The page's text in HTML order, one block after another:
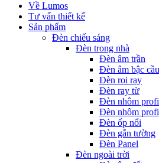
Về Lumos
Tư vấn thiết kế
Sản phẩm
Đèn chiếu sáng
Đèn trong nhà
Đèn âm trần
Đèn âm bậc
Đèn rọi ray
Đèn ray từ
Đèn nhôm
Đèn nhôm
Đèn ốp nổi
Đèn gắn tường
Đèn Panel
Đèn ngoài trời